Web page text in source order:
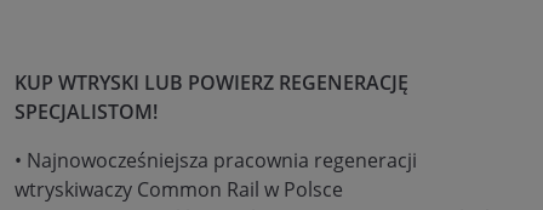
KUP WTRYSKI LUB POWIERZ REGENERACJĘ
SPECJALISTOM!
• Najnowocześniejsza pracownia regeneracji
wtryskiwaczy Common Rail w Polsce